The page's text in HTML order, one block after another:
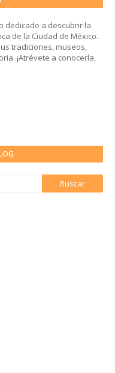
dedicado a descubrir la
de la Ciudad de México.
tradiciones, museos,
¡Atrévete a conocerla,